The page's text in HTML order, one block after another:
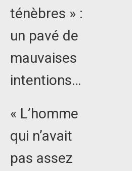
ténèbres » :
un pavé de
mauvaises
intentions…
« L’homme
qui n’avait
pas assez